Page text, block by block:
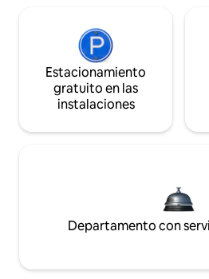
Estacionamiento
gratuito en las
instalaciones
Departamento con